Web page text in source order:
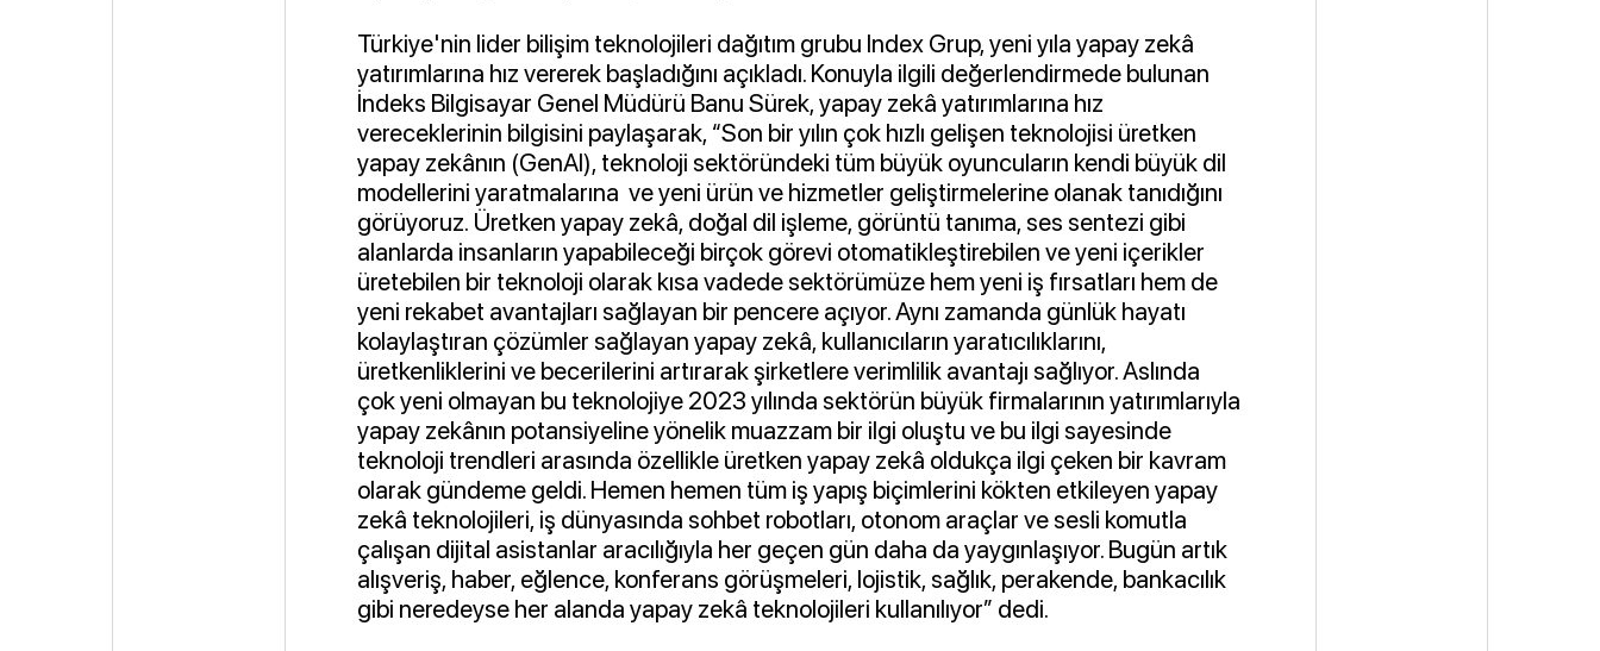
Türkiye'nin lider bilişim teknolojileri dağıtım grubu Index Grup, yeni yıla yapay zekâ
yatırımlarına hız vererek başladığını açıkladı. Konuyla ilgili değerlendirmede bulunan
İndeks Bilgisayar Genel Müdürü Banu Sürek, yapay zekâ yatırımlarına hız
vereceklerinin bilgisini paylaşarak, “Son bir yılın çok hızlı gelişen teknolojisi üretken
yapay zekânın (GenAI), teknoloji sektöründeki tüm büyük oyuncuların kendi büyük dil
modellerini yaratmalarına ve yeni ürün ve hizmetler geliştirmelerine olanak tanıdığını
görüyoruz. Üretken yapay zekâ, doğal dil işleme, görüntü tanıma, ses sentezi gibi
alanlarda insanların yapabileceği birçok görevi otomatikleştirebilen ve yeni içerikler
üretebilen bir teknoloji olarak kısa vadede sektörümüze hem yeni iş fırsatları hem de
yeni rekabet avantajları sağlayan bir pencere açıyor. Aynı zamanda günlük hayatı
kolaylaştıran çözümler sağlayan yapay zekâ, kullanıcıların yaratıcılıklarını,
üretkenliklerini ve becerilerini artırarak şirketlere verimlilik avantajı sağlıyor. Aslında
çok yeni olmayan bu teknolojiye 2023 yılında sektörün büyük firmalarının yatırımlarıyla
yapay zekânın potansiyeline yönelik muazzam bir ilgi oluştu ve bu ilgi sayesinde
teknoloji trendleri arasında özellikle üretken yapay zekâ oldukça ilgi çeken bir kavram
olarak gündeme geldi. Hemen hemen tüm iş yapış biçimlerini kökten etkileyen yapay
zekâ teknolojileri, iş dünyasında sohbet robotları, otonom araçlar ve sesli komutla
çalışan dijital asistanlar aracılığıyla her geçen gün daha da yaygınlaşıyor. Bugün artık
alışveriş, haber, eğlence, konferans görüşmeleri, lojistik, sağlık, perakende, bankacılık
gibi neredeyse her alanda yapay zekâ teknolojileri kullanılıyor” dedi.